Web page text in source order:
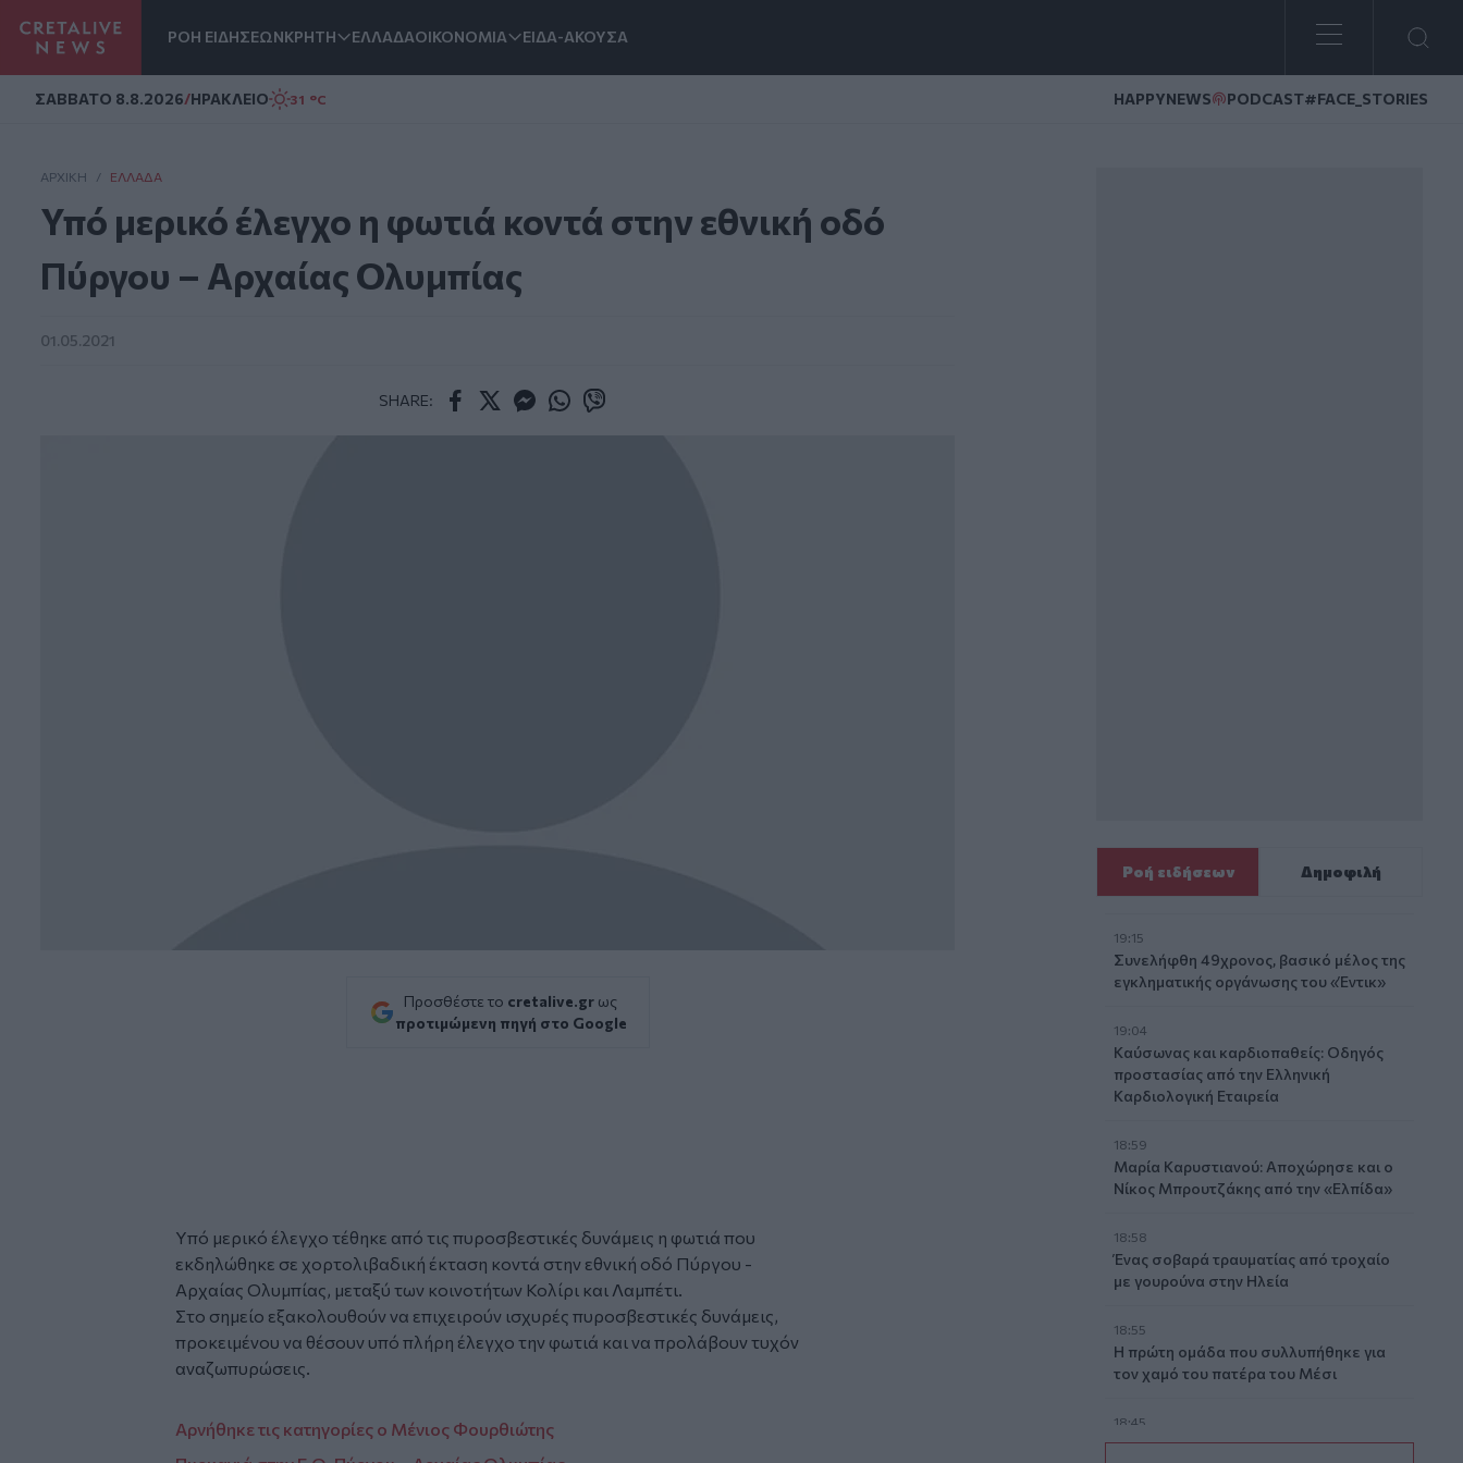
ΡΟΗ ΕΙΔΗΣΕΩΝΚΡΗΤΗ ΕΛΛΑΔΑΟΙΚΟΝΟΜΙΑ ΕΙΔΑ-ΑΚΟΥΣΑ
ΣAΒΒΑΤΟ 8.8.2026/ΗΡΑΚΛΕΙΟ 31 °C HAPPYNEWS PODCAST#FACE_STORIES
ΑΡΧΙΚΗ / ΕΛΛΆΔΑ
Υπό μερικό έλεγχο η φωτιά κοντά στην εθνική οδό
Πύργου – Αρχαίας Ολυμπίας
01.05.2021
SHARE:
Προσθέστε το cretalive.gr ως
προτιμώμενη πηγή στο Google
Υπό μερικό έλεγχο τέθηκε από τις πυροσβεστικές δυνάμεις η φωτιά που
εκδηλώθηκε σε χορτολιβαδική έκταση κοντά στην εθνική οδό Πύργου -
Αρχαίας Ολυμπίας, μεταξύ των κοινοτήτων Κολίρι και Λαμπέτι.
Στο σημείο εξακολουθούν να επιχειρούν ισχυρές πυροσβεστικές δυνάμεις,
προκειμένου να θέσουν υπό πλήρη έλεγχο την φωτιά και να προλάβουν τυχόν
αναζωπυρώσεις.
Αρνήθηκε τις κατηγορίες ο Μένιος Φουρθιώτης
Ροή ειδήσεων Δημοφιλή
19:15
Συνελήφθη 49χρονος, βασικό μέλος της
εγκληματικής οργάνωσης του «Έντικ»
19:04
Καύσωνας και καρδιοπαθείς: Οδηγός
προστασίας από την Ελληνική
Καρδιολογική Εταιρεία
18:59
Μαρία Καρυστιανού: Αποχώρησε και ο
Νίκος Μπρουτζάκης από την «Ελπίδα»
18:58
Ένας σοβαρά τραυματίας από τροχαίο
με γουρούνα στην Ηλεία
18:55
Η πρώτη ομάδα που συλλυπήθηκε για
τον χαμό του πατέρα του Μέσι
18:45
Τα «Παραμύθια του Σαββάτου»… πάνε